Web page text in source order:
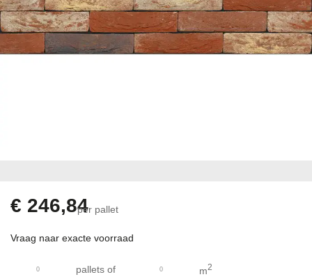
begin
van
afbeeldingen-
€ 246,84per pallet
Vraag naar exacte voorraad
pallets of m2